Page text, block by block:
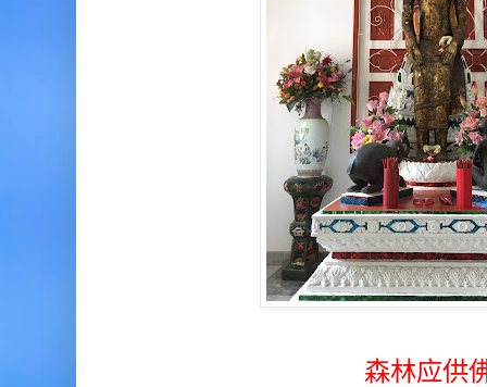
森林应供